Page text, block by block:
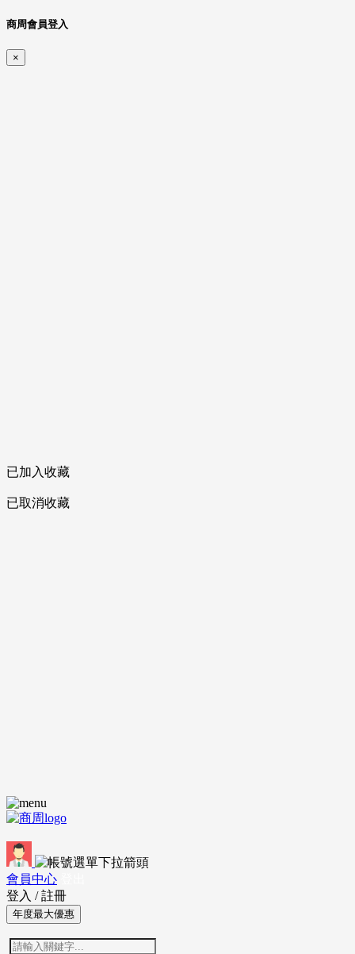
商周會員登入
×
已加入收藏
已取消收藏
會員中心
登入 / 註冊
年度最大優惠